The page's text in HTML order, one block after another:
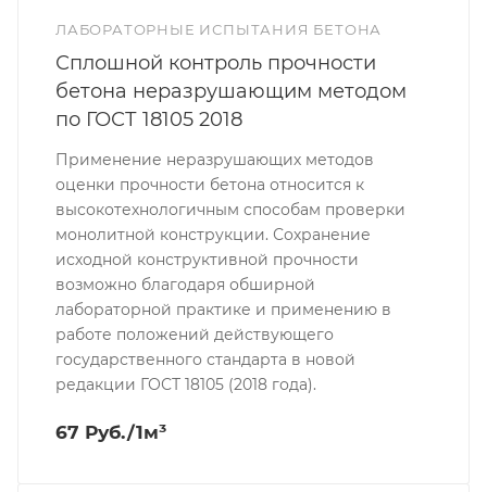
ЛАБОРАТОРНЫЕ ИСПЫТАНИЯ БЕТОНА
Сплошной контроль прочности
бетона неразрушающим методом
по ГОСТ 18105 2018
Применение неразрушающих методов
оценки прочности бетона относится к
высокотехнологичным способам проверки
монолитной конструкции. Сохранение
исходной конструктивной прочности
возможно благодаря обширной
лабораторной практике и применению в
работе положений действующего
государственного стандарта в новой
редакции ГОСТ 18105 (2018 года).
67 Руб./1м³